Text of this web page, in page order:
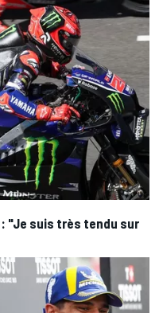
"Je suis très tendu sur